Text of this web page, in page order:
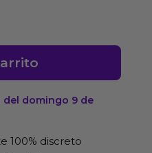
del domingo 9 de
100% discreto